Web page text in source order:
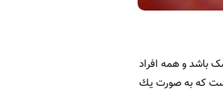
باشد و همه افراد
كه به صورت يك